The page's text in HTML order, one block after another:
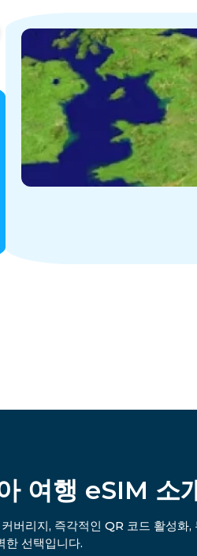
여행 eSIM 소
리지, 즉각적인 QR 코드 활성화
한 선택입니다.